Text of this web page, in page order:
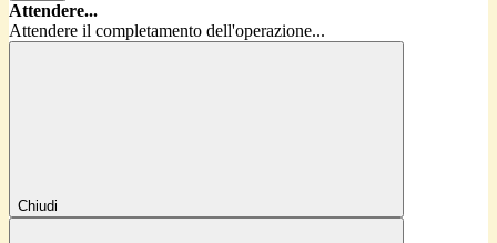
Attendere...
Attendere il completamento dell'operazione...
Chiudi